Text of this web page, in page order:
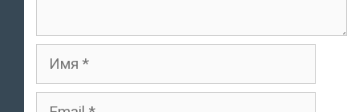
Имя
Email